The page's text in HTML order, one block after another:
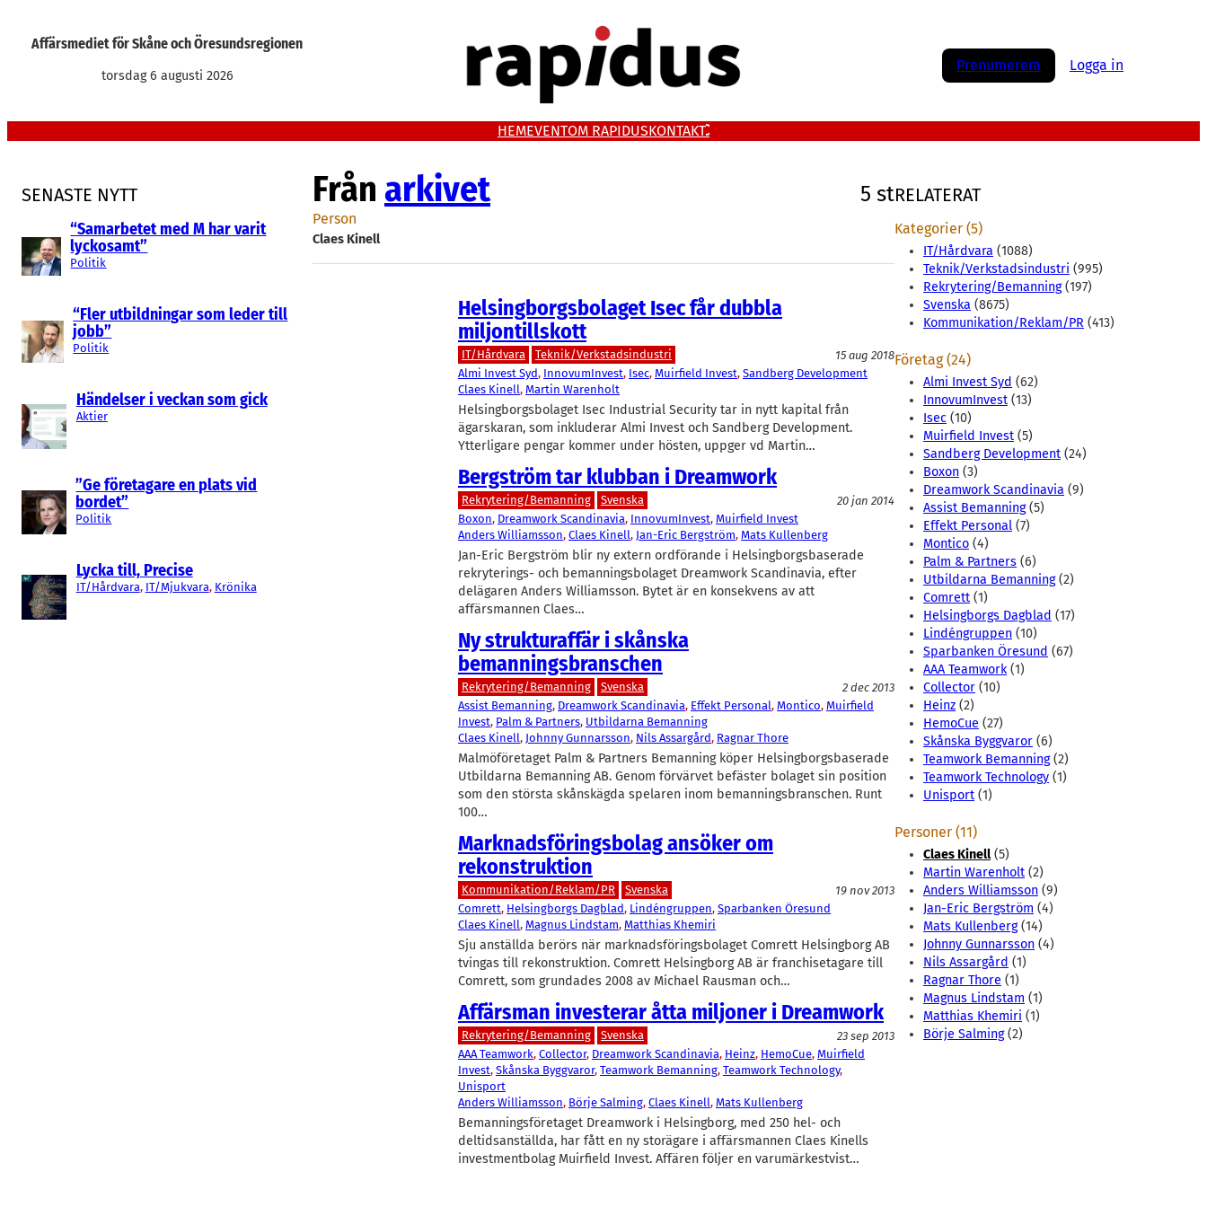
Affärsmediet för Skåne och Öresundsregionen
torsdag 6 augusti 2026
Prenumerera Logga in
HEMEVENTOM RAPIDUSKONTAKT
SENASTE NYTT
“Samarbetet med M har varit
lyckosamt”
Politik
“Fler utbildningar som leder till
jobb”
Politik
Händelser i veckan som gick
Aktier
”Ge företagare en plats vid
bordet”
Politik
Lycka till, Precise
IT/Hårdvara, IT/Mjukvara, Krönika
Från arkivet 5 st
Person
Claes Kinell
Helsingborgsbolaget Isec får dubbla
miljontillskott
IT/Hårdvara Teknik/Verkstadsindustri
15 aug 2018
Almi Invest Syd, InnovumInvest, Isec, Muirfield Invest, Sandberg Development
Claes Kinell, Martin Warenholt
Helsingborgsbolaget Isec Industrial Security tar in nytt kapital från
ägarskaran, som inkluderar Almi Invest och Sandberg Development.
Ytterligare pengar kommer under hösten, uppger vd Martin…
Bergström tar klubban i Dreamwork
Rekrytering/Bemanning Svenska
20 jan 2014
Boxon, Dreamwork Scandinavia, InnovumInvest, Muirfield Invest
Anders Williamsson, Claes Kinell, Jan-Eric Bergström, Mats Kullenberg
Jan-Eric Bergström blir ny extern ordförande i Helsingborgsbaserade
rekryterings- och bemanningsbolaget Dreamwork Scandinavia, efter
delägaren Anders Williamsson. Bytet är en konsekvens av att
affärsmannen Claes…
Ny strukturaffär i skånska
bemanningsbranschen
Rekrytering/Bemanning Svenska
2 dec 2013
Assist Bemanning, Dreamwork Scandinavia, Effekt Personal, Montico, Muirfield
Invest, Palm & Partners, Utbildarna Bemanning
Claes Kinell, Johnny Gunnarsson, Nils Assargård, Ragnar Thore
Malmöföretaget Palm & Partners Bemanning köper Helsingborgsbaserade
Utbildarna Bemanning AB. Genom förvärvet befäster bolaget sin position
som den största skånskägda spelaren inom bemanningsbranschen. Runt
100…
Marknadsföringsbolag ansöker om
rekonstruktion
Kommunikation/Reklam/PR Svenska
19 nov 2013
Comrett, Helsingborgs Dagblad, Lindéngruppen, Sparbanken Öresund
Claes Kinell, Magnus Lindstam, Matthias Khemiri
Sju anställda berörs när marknadsföringsbolaget Comrett Helsingborg AB
tvingas till rekonstruktion. Comrett Helsingborg AB är franchisetagare till
Comrett, som grundades 2008 av Michael Rausman och…
Affärsman investerar åtta miljoner i Dreamwork
Rekrytering/Bemanning Svenska
23 sep 2013
AAA Teamwork, Collector, Dreamwork Scandinavia, Heinz, HemoCue, Muirfield
Invest, Skånska Byggvaror, Teamwork Bemanning, Teamwork Technology
Unisport
Anders Williamsson, Börje Salming, Claes Kinell, Mats Kullenberg
Bemanningsföretaget Dreamwork i Helsingborg, med 250 hel- och
deltidsanställda, har fått en ny storägare i affärsmannen Claes Kinells
investmentbolag Muirfield Invest. Affären följer en varumärkestvist…
RELATERAT
Kategorier (5)
IT/Hårdvara (1088)
Teknik/Verkstadsindustri (995)
Rekrytering/Bemanning(197)
Svenska (8675)
Kommunikation/Reklam/PR (413)
Företag (24)
Almi Invest Syd (62)
InnovumInvest (13)
Isec (10)
Muirfield Invest (5)
Sandberg Development (24)
Boxon (3)
Dreamwork Scandinavia (9)
Assist Bemanning(5)
Effekt Personal (7)
Montico (4)
Palm & Partners (6)
Utbildarna Bemanning(2)
Comrett (1)
Helsingborgs Dagblad (17)
Lindéngruppen (10)
Sparbanken Öresund (67)
AAA Teamwork(1)
Collector (10)
Heinz (2)
HemoCue (27)
Skånska Byggvaror (6)
Teamwork Bemanning(2)
Teamwork Technology (1)
Unisport (1)
Personer (11)
Claes Kinell(5)
Martin Warenholt (2)
Anders Williamsson (9)
Jan-Eric Bergström (4)
Mats Kullenberg(14)
Johnny Gunnarsson (4)
Nils Assargård (1)
Ragnar Thore (1)
Magnus Lindstam (1)
Matthias Khemiri (1)
Börje Salming(2)